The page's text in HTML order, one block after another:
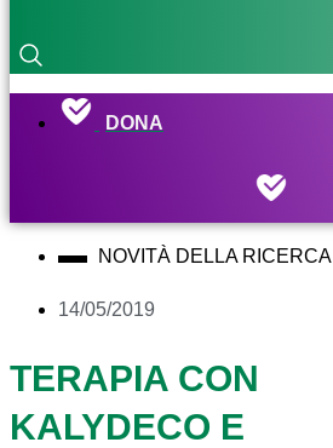
DONA
NOVITÀ DELLA RICERCA
14/05/2019
TERAPIA CON
KALYDECO E